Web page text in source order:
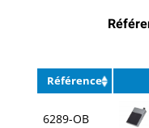
Référence
6289-OB